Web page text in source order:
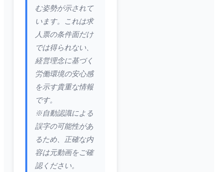
む姿勢が示されて
います。これは求
人票の条件面だけ
では得られない、
経営理念に基づく
労働環境の安心感
を示す貴重な情報
です。
※自動認識による
誤字の可能性があ
るため、正確な内
容は元動画をご確
認ください。